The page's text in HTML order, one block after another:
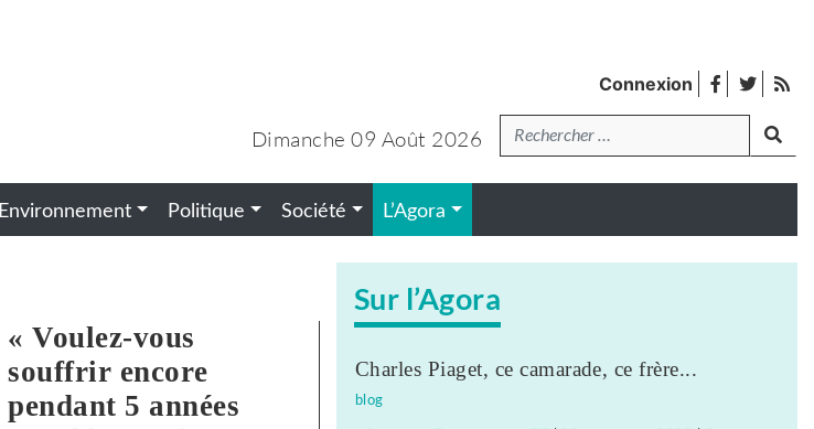
Connexion facebook
twitter
Dimanche 09 Août 2026Recherche
Environnement Politique Société L’Agora
« Voulez-vous
souffrir encore
pendant 5 années
Sur l’Agora
Charles Piaget, ce camarade, ce frère...
blog